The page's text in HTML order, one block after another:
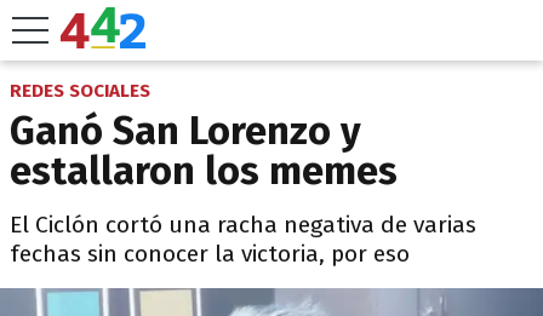
REDES SOCIALES
Ganó San Lorenzo y
estallaron los memes
El Ciclón cortó una racha negativa de varias
fechas sin conocer la victoria, por eso